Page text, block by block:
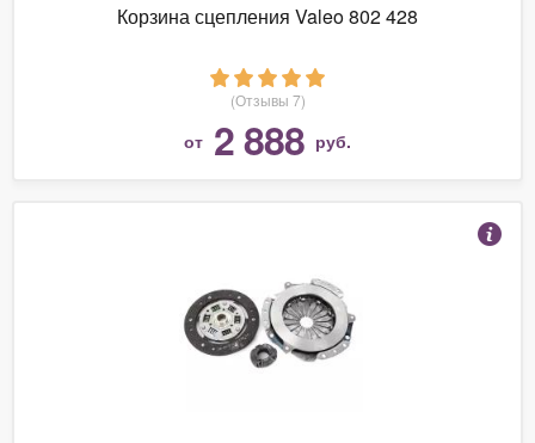
Корзина сцепления Valeo 802 428
(Отзывы 7)
от 2 888 руб.